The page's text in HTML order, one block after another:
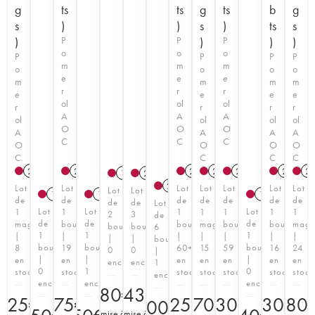
g
s
)
P
o
m
e
r
ol
A
O
C
2011
T
Lot
de
1
magnum
|
8
en
stock
€
1985
Lot
de
1
bouteille
|
0
enchère
ts
)
P
o
m
e
r
ol
A
O
C
2016 T
Lot
de
1
bouteille
|
19
en
stock
275€
1987
Lot
de
1
bouteille
|
1
enchère
1988
Lot
de
2
bouteilles
|
0
enchère
180€
2011
Lot
de
3
bouteilles
|
0
enchère
243 €
2008 T
Lot
de
6
bouteilles
|
1
enchère
600€
ts
)
P
o
m
e
r
ol
A
O
C
2020 T
Lot
de
1
bouteille
|
60+
en
stock
225€
g
s
)
P
o
m
e
r
ol
A
O
C
2019 T
Lot
de
1
magnum
|
15
en
stock
370€
ts
)
P
o
m
e
r
ol
A
O
C
2021 T
Lot
de
1
bouteille
|
59
en
stock
230 €
1989
Lot
de
1
bouteille
|
0
enchère
b
ts
)
P
o
m
e
r
ol
A
O
C
2002
Lot
de
1
bouteille
|
16
en
stock
230€
g
s
)
P
o
m
e
r
ol
A
O
C
Lot
de
1
|
24
en
stock
480